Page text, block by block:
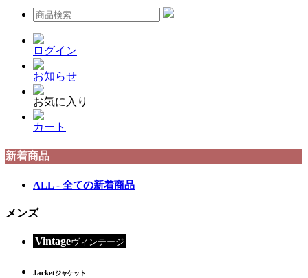
ログイン
お知らせ
お気に入り
カート
新着商品
ALL - 全ての新着商品
メンズ
Vintageヴィンテージ
Jacketジャケット